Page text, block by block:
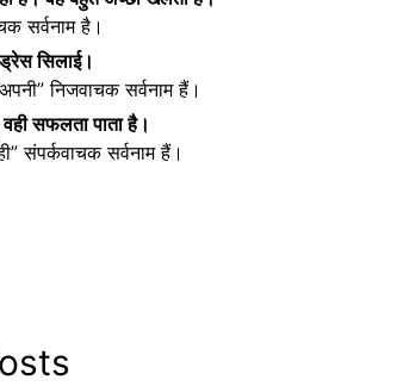
सर्वनाम है।
सिलाई।
निजवाचक सर्वनाम हैं।
सफलता पाता है।
संपर्कवाचक सर्वनाम हैं।